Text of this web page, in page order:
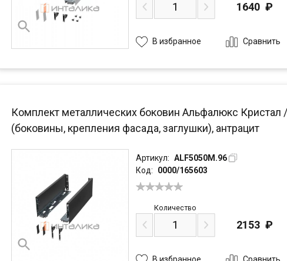
1640 ₽
В избранное Сравнить
Комплект металлических боковин Альфалюкс Кристал
(боковины, крепления фасада, заглушки), антрацит
Артикул: ALF5050M.96
Код:
0000/165603
Количество
2153 ₽
Сравнить